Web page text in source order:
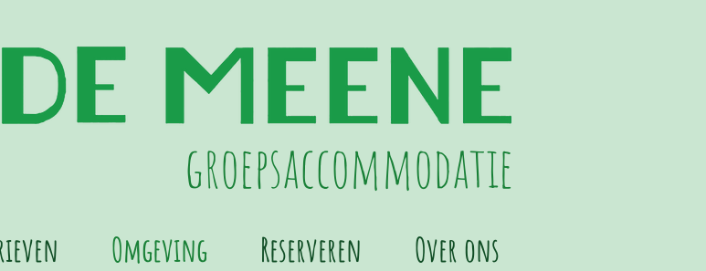
groepsaccommodatie
Omgeving Reserveren Over ons